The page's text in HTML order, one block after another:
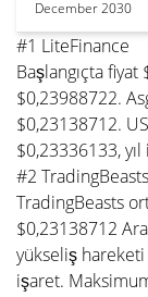
December 2030
#1 LiteFinance
Başlangıçta
$0,23988722.
$0,23138712.
$0,23336133,
#2 TradingBeasts
TradingBeasts
$0,23138712
yükseliş hareketi
işaret.